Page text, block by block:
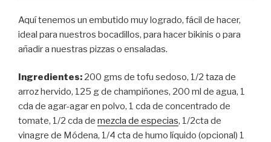
Aquí tenemos un embutido muy logrado, fácil de hacer,
ideal para nuestros bocadillos, para hacer bikinis o para
añadir a nuestras pizzas o ensaladas.
Ingredientes: 200 gms de tofu sedoso, 1/2 taza de
arroz hervido, 125 g de champiñones, 200 ml de agua, 1
cda de agar-agar en polvo, 1 cda de concentrado de
tomate, 1/2 cda de mezcla de especias, 1/2cta de
vinagre de Módena, 1/4 cta de humo líquido (opcional) 1